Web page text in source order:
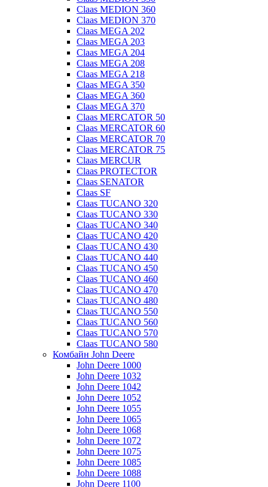
Claas MEDION 360
Claas MEDION 370
Claas MEGA 202
Claas MEGA 203
Claas MEGA 204
Claas MEGA 208
Claas MEGA 218
Claas MEGA 350
Claas MEGA 360
Claas MEGA 370
Claas MERCATOR 50
Claas MERCATOR 60
Claas MERCATOR 70
Claas MERCATOR 75
Claas MERCUR
Claas PROTECTOR
Claas SENATOR
Claas SF
Claas TUCANO 320
Claas TUCANO 330
Claas TUCANO 340
Claas TUCANO 420
Claas TUCANO 430
Claas TUCANO 440
Claas TUCANO 450
Claas TUCANO 460
Claas TUCANO 470
Claas TUCANO 480
Claas TUCANO 550
Claas TUCANO 560
Claas TUCANO 570
Claas TUCANO 580
Комбайн John Deere
John Deere 1000
John Deere 1032
John Deere 1042
John Deere 1052
John Deere 1055
John Deere 1065
John Deere 1068
John Deere 1072
John Deere 1075
John Deere 1085
John Deere 1088
John Deere 1100